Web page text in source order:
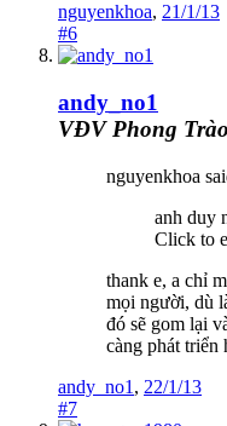
nguyenkhoa, 21/1/13
#6
andy_no1
VĐV Phong Trào
nguyenkhoa
anh duy
Click to
thank e, a chỉ
mọi người, dù
đó sẽ gom lại
càng phát triển
andy_no1 , 22/1/13
#7